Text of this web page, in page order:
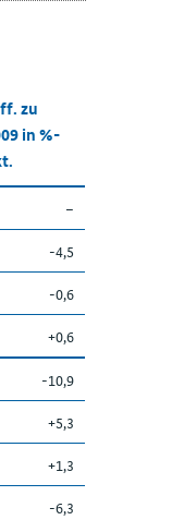
zu
in %-
–
-4,5
-0,6
+0,6
-10,9
+5,3
+1,3
-6,3